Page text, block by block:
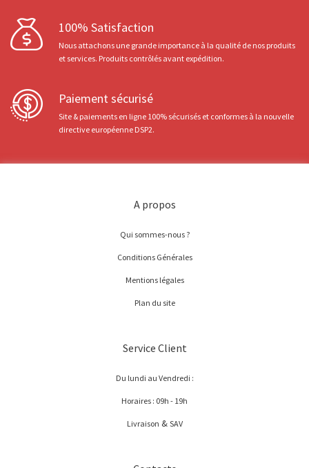
100% Satisfaction
Nous attachons une grande importance à la qualité de nos produits
et services. Produits contrôlés avant expédition.
Paiement sécurisé
Site & paiements en ligne 100% sécurisés et conformes à la nouvelle
directive européenne DSP2.
A propos
Qui sommes-nous ?
Conditions Générales
Mentions légales
Plan du site
Service Client
Du lundi au Vendredi :
Horaires : 09h - 19h
Livraison & SAV